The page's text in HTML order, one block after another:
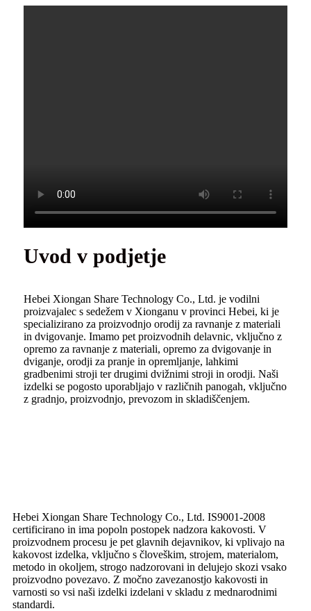
Uvod v podjetje
Hebei Xiongan Share Technology Co., Ltd. je vodilni
proizvajalec s sedežem v Xionganu v provinci Hebei, ki je
specializirano za proizvodnjo orodij za ravnanje z materiali
in dvigovanje. Imamo pet proizvodnih delavnic, vključno z
opremo za ravnanje z materiali, opremo za dvigovanje in
dviganje, orodji za pranje in opremljanje, lahkimi
gradbenimi stroji ter drugimi dvižnimi stroji in orodji. Naši
izdelki se pogosto uporabljajo v različnih panogah, vključno
z gradnjo, proizvodnjo, prevozom in skladiščenjem.
Hebei Xiongan Share Technology Co., Ltd. IS9001-2008
certificirano in ima popoln postopek nadzora kakovosti. V
proizvodnem procesu je pet glavnih dejavnikov, ki vplivajo na
kakovost izdelka, vključno s človeškim, strojem, materialom,
metodo in okoljem, strogo nadzorovani in delujejo skozi vsako
proizvodno povezavo. Z močno zavezanostjo kakovosti in
varnosti so vsi naši izdelki izdelani v skladu z mednarodnimi
standardi.